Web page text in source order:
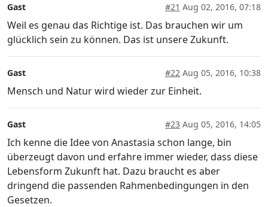
Gast #21 Aug 02, 2016, 07:18
Weil es genau das Richtige ist. Das brauchen wir um
glücklich sein zu können. Das ist unsere Zukunft.
Gast #22 Aug 05, 2016, 10:38
Mensch und Natur wird wieder zur Einheit.
Gast #23 Aug 05, 2016, 14:05
Ich kenne die Idee von Anastasia schon lange, bin
überzeugt davon und erfahre immer wieder, dass diese
Lebensform Zukunft hat. Dazu braucht es aber
dringend die passenden Rahmenbedingungen in den
Gesetzen.